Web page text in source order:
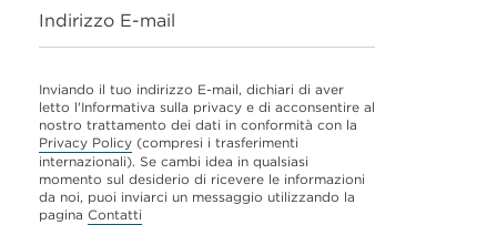
Indirizzo E-mail
Inviando il tuo indirizzo E-mail, dichiari di aver
letto l'Informativa sulla privacy e di acconsentire al
nostro trattamento dei dati in conformità con la
Privacy Policy (compresi i trasferimenti
internazionali). Se cambi idea in qualsiasi
momento sul desiderio di ricevere le informazioni
da noi, puoi inviarci un messaggio utilizzando la
pagina Contatti